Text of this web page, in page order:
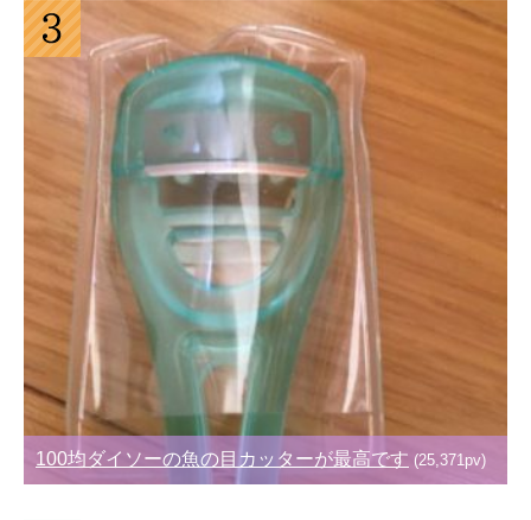
100均ダイソーの魚の目カッターが最高です (25,371pv)